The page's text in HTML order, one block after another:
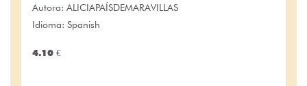
Autora: ALICIAPAÍSDEMARAVILLAS
Idioma: Spanish
4.10 €